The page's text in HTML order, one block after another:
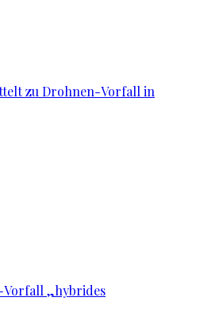
zu Drohnen-Vorfall in
„hybrides